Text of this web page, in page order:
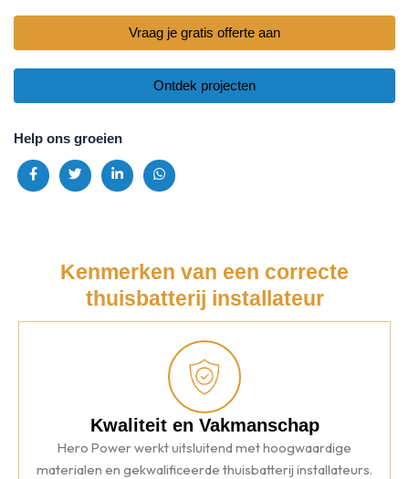
Vraag je gratis offerte aan
Ontdek projecten
Help ons groeien
Kenmerken van een correcte
thuisbatterij installateur
Kwaliteit en Vakmanschap
Hero Power werkt uitsluitend met hoogwaardige
materialen en gekwalificeerde thuisbatterij installateurs.